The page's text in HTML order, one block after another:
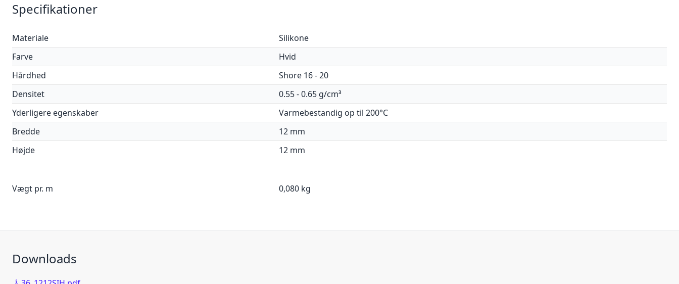
Specifikationer
Materiale
Silikone
Farve
Hvid
Hårdhed
Shore 16 - 20
Densitet
0.55 - 0.65 g/cm³
Yderligere egenskaber
Varmebestandig op til 200°C
Bredde
12 mm
Højde
12 mm
Vægt pr. m 0,080 kg
Downloads